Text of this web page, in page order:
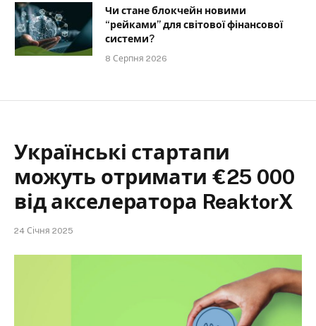
Чи стане блокчейн новими
“рейками” для світової фінансової
системи?
8 Серпня 2026
Українські стартапи
можуть отримати €25 000
від акселератора ReaktorX
24 Січня 2025